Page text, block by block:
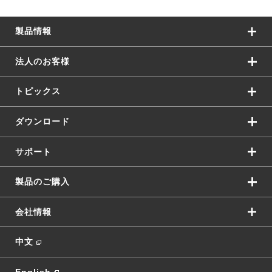
製品情報
法人のお客様
トピックス
ダウンロード
サポート
製品のご購入
会社情報
中文